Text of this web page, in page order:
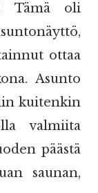
Tämä oli
ottaa
Asunto
kuitenkin
valmiita
päästä
saunan,